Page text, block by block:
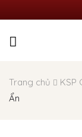
Trang chủ KSP
Ẩn